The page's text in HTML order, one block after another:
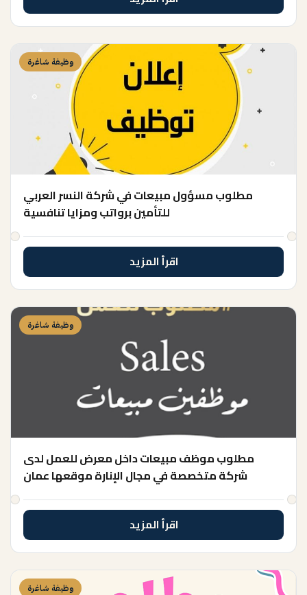
وظيفة شاغرة
مطلوب مسؤول مبيعات في شركة النسر العربي
للتأمين برواتب ومزايا تنافسية
اقرأ المزيد
وظيفة شاغرة
مطلوب موظف مبيعات داخل معرض للعمل لدى
شركة متخصصة في مجال الإنارة موقعها عمان
اقرأ المزيد
وظيفة شاغرة